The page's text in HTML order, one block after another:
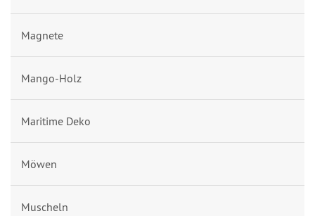
Magnete
Mango-Holz
Maritime Deko
Möwen
Muscheln